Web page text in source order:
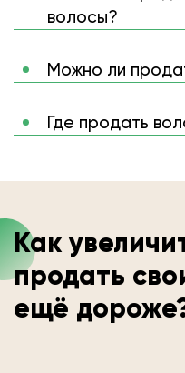
волосы?
Можно ли
Где продать
Как
продать
ещё